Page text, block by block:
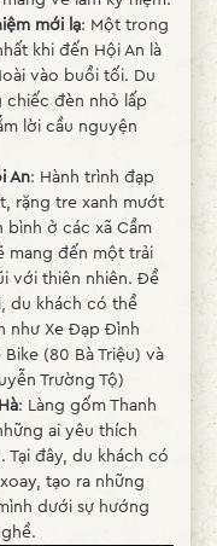
mới lạ: Một trong
khi đến Hội An là
vào buổi tối. Du
chiếc đèn nhỏ lấp
lời cầu nguyện
An: Hành trình đạp
rặng tre xanh mướt
ở các xã Cẩm
mang đến một trải
với thiên nhiên. Để
du khách có thể
như Xe Đạp Đình
(80 Bà Triệu) và
Trường Tộ)
: Làng gốm Thanh
ai yêu thích
đây, du khách có
tạo ra những
dưới sự hướng